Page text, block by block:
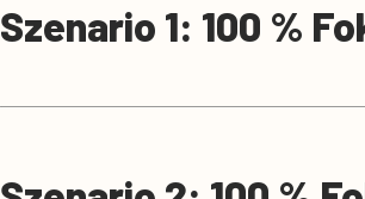
Szenario 1: 100 %